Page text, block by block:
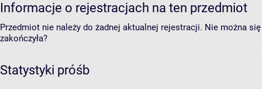
Informacje o rejestracjach na ten przedmiot
Przedmiot nie należy do żadnej aktualnej rejestracji. Nie można
zakończyła?
Statystyki próśb